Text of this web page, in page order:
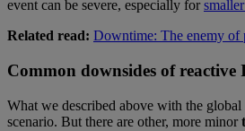
event can be severe, especially for
Related read: Downtime: The enemy of
Common downsides of reactive
What we described above with the
scenario. But there are other, more minor